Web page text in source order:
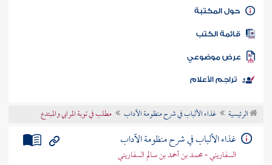
كتاب الأمة
المكتبة
الكتب
موضوعي
تراجم الأعلام
الرئيسية غذاء الألباب في شرح منظومة الآداب مطلب في توبة المرابي والمبتدع
غذاء الألباب في شرح منظومة الآداب
السفاريني - محمد بن أحمد بن سالم السفاريني